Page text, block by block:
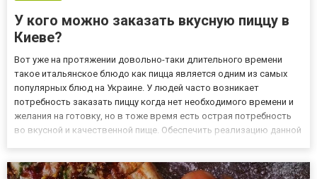
У кого можно заказать вкусную пиццу в
Киеве?
Вот уже на протяжении довольно-таки длительного времени
такое итальянское блюдо как пицца является одним из самых
популярных блюд на Украине. У людей часто возникает
потребность заказать пиццу когда нет необходимого времени и
желания на готовку, но в тоже время есть острая потребность
во вкусной и качественной пище. Обеспечить реализацию данной